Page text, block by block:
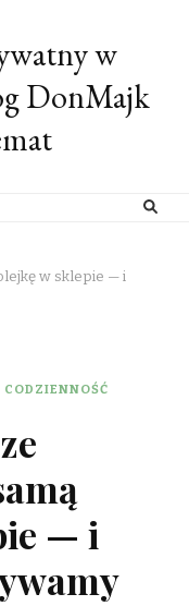
w
DonMajk
w sklepie — i
CODZIENNOŚĆ
— i